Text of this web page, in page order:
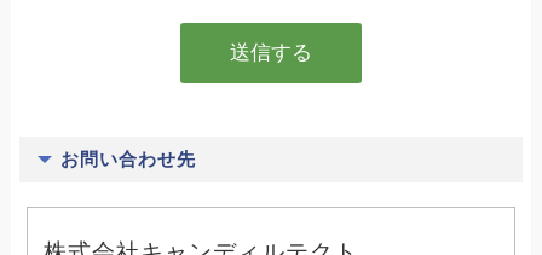
お問い合わせ先